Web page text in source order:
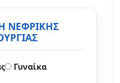
ΝΕΦΡΙΚΗΣ
Γυναίκα